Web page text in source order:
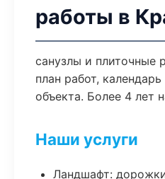
работы в
санузлы и плиточные
план работ,
объекта. Более 4 лет
Наши услуги
Ландшафт: